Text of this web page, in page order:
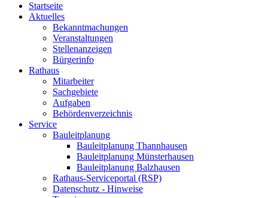
Startseite
Aktuelles
Bekanntmachungen
Veranstaltungen
Stellenanzeigen
Bürgerinfo
Rathaus
Mitarbeiter
Sachgebiete
Aufgaben
Behördenverzeichnis
Service
Bauleitplanung
Bauleitplanung Thannhausen
Bauleitplanung Münsterhausen
Bauleitplanung Balzhausen
Rathaus-Serviceportal (RSP)
Datenschutz - Hinweise